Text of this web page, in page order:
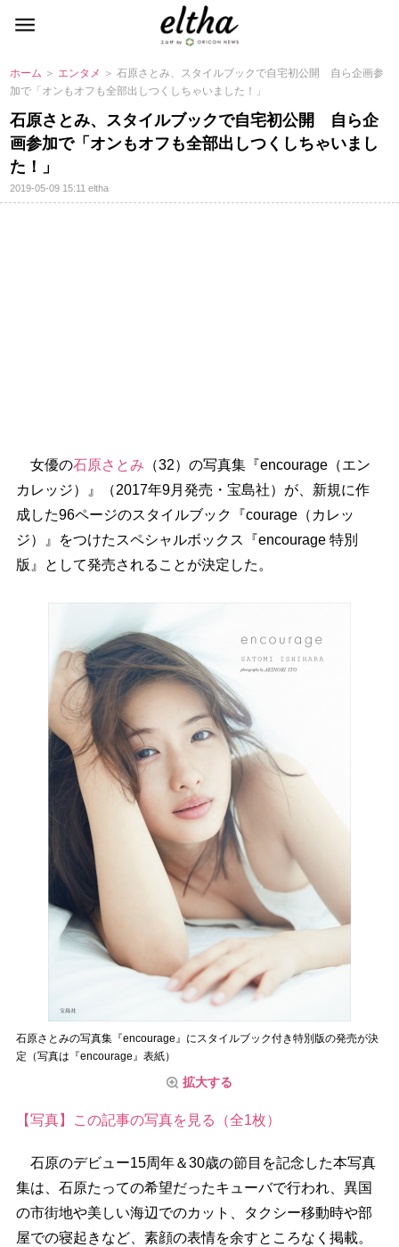
ホーム ＞ エンタメ ＞ 石原さとみ、スタイルブックで自宅初公開 自ら企画参
加で「オンもオフも全部出しつくしちゃいました！」
石原さとみ、スタイルブックで自宅初公開 自ら企
画参加で「オンもオフも全部出しつくしちゃいまし
た！」
2019-05-09 15:11eltha
女優の石原さとみ （32）の写真集『encourage（エン
カレッジ）』（2017年9月発売・宝島社）が、新規に作
成した96ページのスタイルブック『courage（カレッ
ジ）』をつけたスペシャルボックス『encourage 特別
版』として発売されることが決定した。
石原さとみの写真集『encourage』にスタイルブック付き特別版の発売が決
定（写真は『encourage』表紙）
拡大する
【写真】この記事の写真を見る（全1枚）
石原のデビュー15周年＆30歳の節目を記念した本写真
集は、石原たっての希望だったキューバで行われ、異国
の市街地や美しい海辺でのカット、タクシー移動時や部
屋での寝起きなど、素顔の表情を余すところなく掲載。